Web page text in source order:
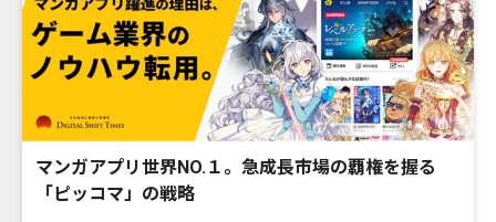
マンガアプリ世界NO.１。急成長市場の覇権を握る
「ピッコマ」の戦略